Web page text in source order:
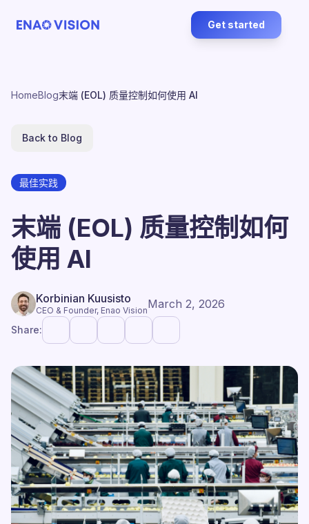
Get started
HomeBlog末端 (EOL) 质量控制如何使用 AI
Back to Blog
最佳实践
末端 (EOL) 质量控制如何
使用 AI
Korbinian Kuusisto
CEO & Founder, Enao VisionMarch 2, 2026
Share: